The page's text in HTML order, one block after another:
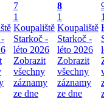
7
1
Koupaliště
Starkoč -
léto 2026
Zobrazit
všechny
záznamy
ze dne
8
1
Koupaliště
Starkoč -
léto 2026
Zobrazit
všechny
záznamy
ze dne